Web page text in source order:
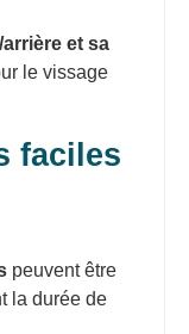
et sa
le vissage
faciles
peuvent être
la durée de